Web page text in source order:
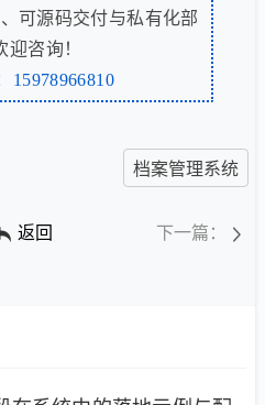
可源码交付与私有化部
迎咨询！
15978966810
档案管理系统
返回 下一篇：